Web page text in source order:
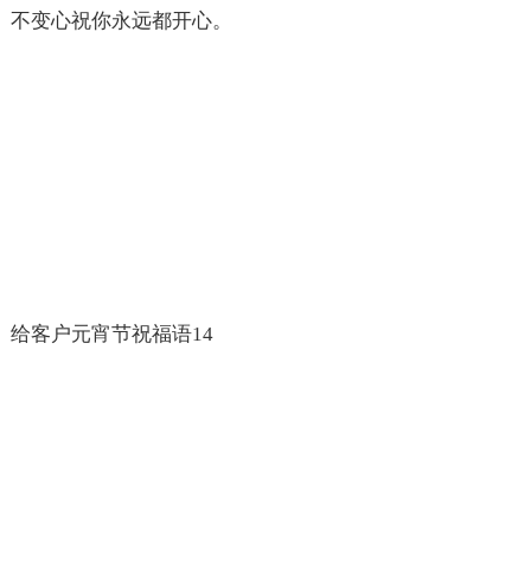
不变心祝你永远都开心。
给客户元宵节祝福语14